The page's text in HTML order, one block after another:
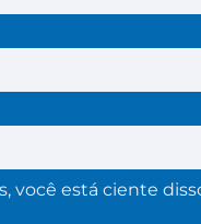
você está ciente